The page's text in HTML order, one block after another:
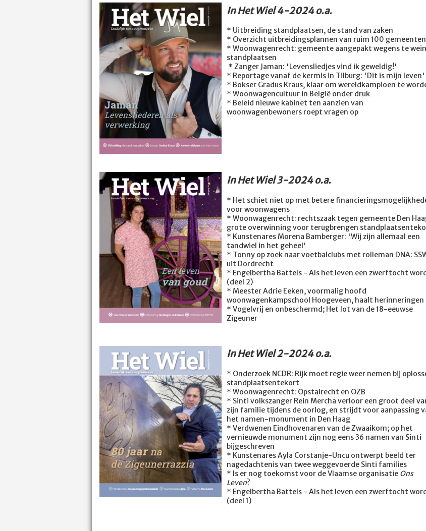
In Het Wiel 4-2024 o.a.
* Uitbreiding standplaatsen, de stand van zaken
* Overzicht uitbreidingsplannen van ruim 100 gemeenten
* Woonwagenrecht: gemeente aangepakt wegens te
standplaatsen
* Zanger Jaman: 'Levensliedjes vind ik geweldig!'
* Reportage vanaf de kermis in Tilburg: 'Dit is mijn leven'
* Bokser Gradus Kraus, klaar om wereldkampioen te
* Woonwagencultuur in België onder druk
* Beleid nieuwe kabinet ten aanzien van
woonwagenbewoners roept vragen op
In Het Wiel 3-2024 o.a.
* Het schiet niet op met betere
voor woonwagens
* Woonwagenrecht: rechtszaak tegen gemeente Den
grote overwinning voor terugbrengen
* Kunstenares Morena Bamberger: 'Wij zijn allemaal een
tandwiel in het geheel'
* Tonny op zoek naar voetbalclubs met rolleman DNA:
uit Dordrecht
* Engelbertha Battels - Als het leven een zwerftocht
(deel 2)
* Meester Adrie Eeken, voormalig hoofd
woonwagenkampschool Hoogeveen, haalt herinneringen
* Vogelvrij en onbeschermd; Het lot van de 18-eeuwse
Zigeuner
In Het Wiel 2-2024 o.a.
* Onderzoek NCDR: Rijk moet regie weer nemen bij
standplaatsentekort
* Woonwagenrecht: Opstalrecht en OZB
* Sinti volkszanger Rein Mercha verloor een groot deel
zijn familie tijdens de oorlog, en strijdt voor aanpassing
het namen-monument in Den Haag
* Verdwenen Eindhovenaren van de Zwaaikom; op het
vernieuwde monument zijn nog eens 36 namen van Sinti
bijgeschreven
* Kunstenares Ayla Corstanje-Uncu ontwerpt beeld ter
nagedachtenis van twee weggevoerde Sinti families
* Is er nog toekomst voor de Vlaamse organisatie Ons
Leven?
* Engelbertha Battels - Als het leven een zwerftocht
(deel 1)